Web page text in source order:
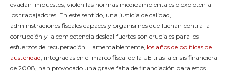
evadan impuestos, violen las normas medioambientales o exploten a
los trabajadores. En este sentido, una justicia de calidad,
administraciones fiscales capaces y organismos que luchan contra la
corrupción y la competencia desleal fuertes son cruciales para los
esfuerzos de recuperación. Lamentablemente, los años de políticas de
austeridad, integradas en el marco fiscal de la UE tras la crisis financiera
de 2008, han provocado una grave falta de financiación para estos